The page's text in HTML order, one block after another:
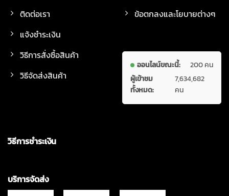
ติดต่อเรา
แจ้งชำระเงิน
วิธีการสั่งซื้อสินค้า
วิธีจัดส่งสินค้า
ข้อตกลงและโยบายต่างๆ
ออนไลน์ขณะนี้:
200 คน
ผู้เข้าชม
ทั้งหมด:
7,634,682
คน
วิธีการชำระเงิน
บริการจัดส่ง